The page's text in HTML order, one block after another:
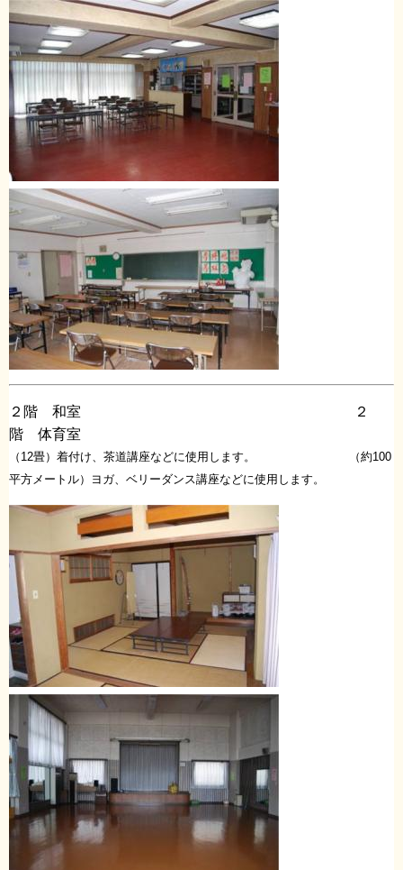
２階 和室 ２
階 体育室
（12畳）着付け、茶道講座などに使用します。 （約100
平方メートル）ヨガ、ベリーダンス講座などに使用します。